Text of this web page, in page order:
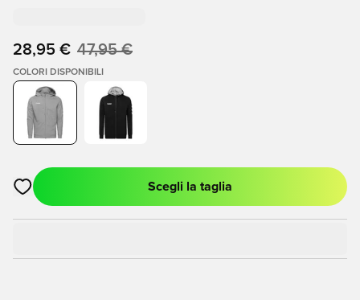
28,95 € 47,95 €
COLORI DISPONIBILI
Apre una finestra modale per accedere o registrarsi come
Scegli la taglia